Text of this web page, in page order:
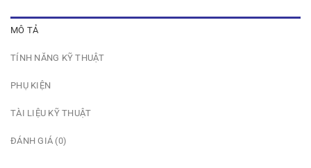
MÔ TẢ
TÍNH NĂNG KỸ THUẬT
PHỤ KIỆN
TÀI LIỆU KỸ THUẬT
ĐÁNH GIÁ (0)